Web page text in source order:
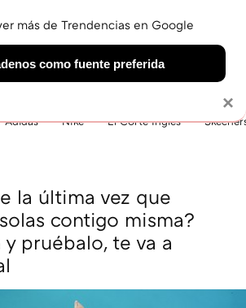
VIAJES GASTRO SNEAKERS
Adidas Nike El Corte Inglés
la última vez que
contigo misma?
y pruébalo, te va a
×
más de Trendencias en Google
como fuente preferida